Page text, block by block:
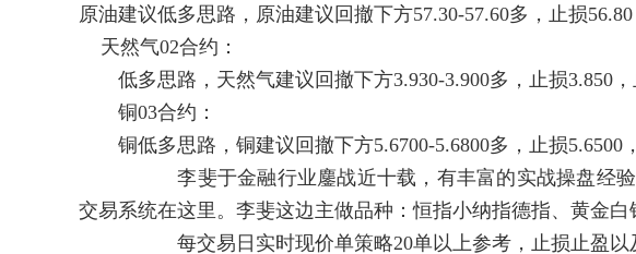
原油建议低多思路，原油建议回撤下方57.30-57.60多，止损56.80
天然气02合约：
低多思路，天然气建议回撤下方3.930-3.900多，止损3.850，
铜03合约：
铜低多思路，铜建议回撤下方5.6700-5.6800多，止损5.6500，
李斐于金融行业鏖战近十载，有丰富的实战操盘经验和
交易系统在这里。李斐这边主做品种：恒指小纳指德指、黄金白
每交易日实时现价单策略20单以上参考，止损止盈以及